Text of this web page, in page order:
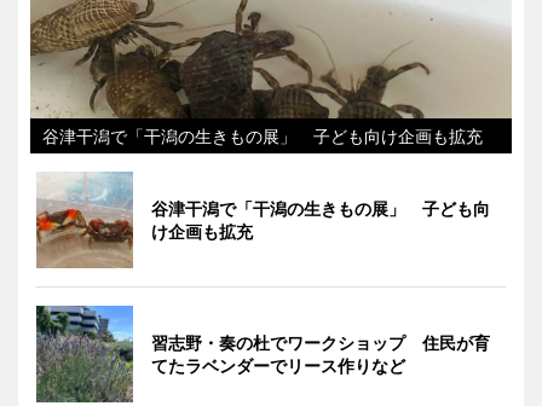
谷津干潟で「干潟の生きもの展」 子ども向け企画も拡充
谷津干潟で「干潟の生きもの展」 子ども向
け企画も拡充
習志野・奏の杜でワークショップ 住民が育
てたラベンダーでリース作りなど